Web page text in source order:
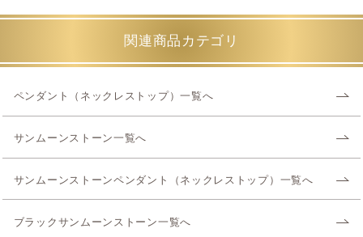
関連商品カテゴリ
ペンダント（ネックレストップ）一覧へ
サンムーンストーン一覧へ
サンムーンストーンペンダント（ネックレストップ）一覧へ
ブラックサンムーンストーン一覧へ